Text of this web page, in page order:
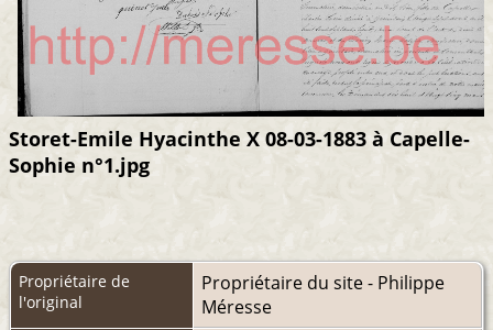
Storet-Emile Hyacinthe X 08-03-1883 à Capelle-
Sophie n°1.jpg
Propriétaire de
l'original
Propriétaire du site - Philippe
Méresse